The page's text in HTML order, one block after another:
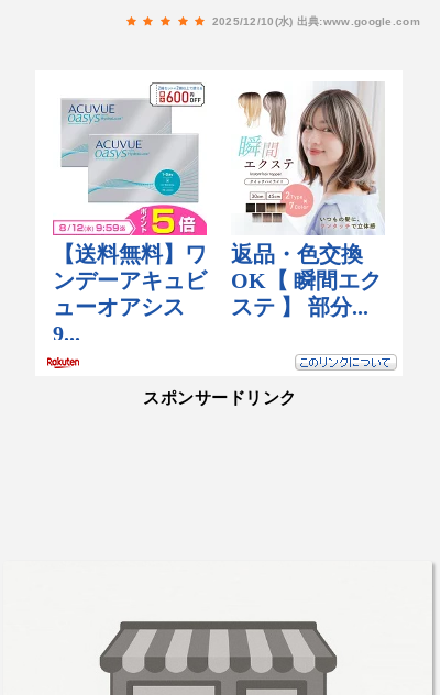
わいに厚みがあります。エビとアボカドのタルタ
ルは素材のバランスが良く、ワインとの相性が抜
群。マヨネーズが苦手な私でもサラッとしていて
食べやすい味でした。たまごサンドはシンプルな
がらコクがあり、軽食以上の満足感があります。
デニッシュのパンがリッチで、卵の味付けともよ
く合っていました。トリュフ香るフライドポテト
は香りが豊かで、一品としてしっかり印象に残る
味わい。量があっても飽きずに食べられます。揚
げ鰹節のクリームパスタは香ばしさと濃厚さが重
なり、こちらもワインと相性の良い一皿でした。
料理、ワイン、生演奏が調和する銀座らしい特別
2025/12/10(水) 出典:www.google.com
スポンサードリンク